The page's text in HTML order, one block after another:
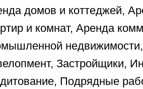
домов и коттеджей,
и комнат, Аренда
Застройщики,
Подрядные